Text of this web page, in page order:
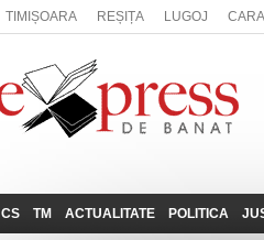
TIMIȘOARA REȘIȚA LUGOJ
CS TM ACTUALITATE POLITICA